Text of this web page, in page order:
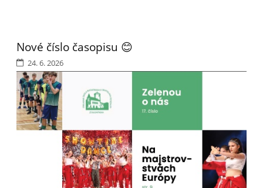
Nové číslo časopisu 😊
24. 6. 2026